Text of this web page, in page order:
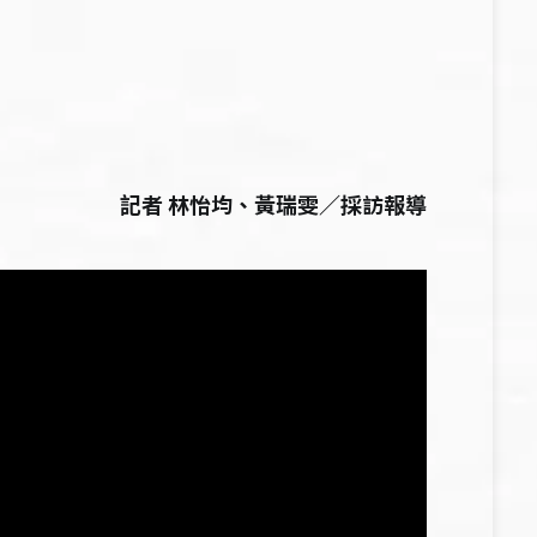
記者 林怡均、黃瑞雯／採訪報導